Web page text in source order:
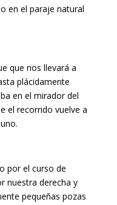
en el paraje natural
que nos llevará a
plácidamente
en el mirador del
el recorrido vuelve a
por el curso de
nuestra derecha y
pequeñas pozas